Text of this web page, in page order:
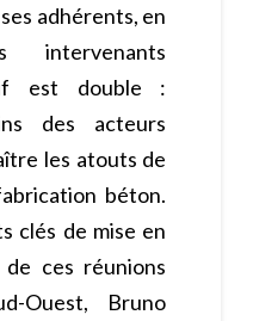
adhérents, en
est double :
des acteurs
les atouts de
béton.
clés de mise en
ces réunions
Ouest, Bruno